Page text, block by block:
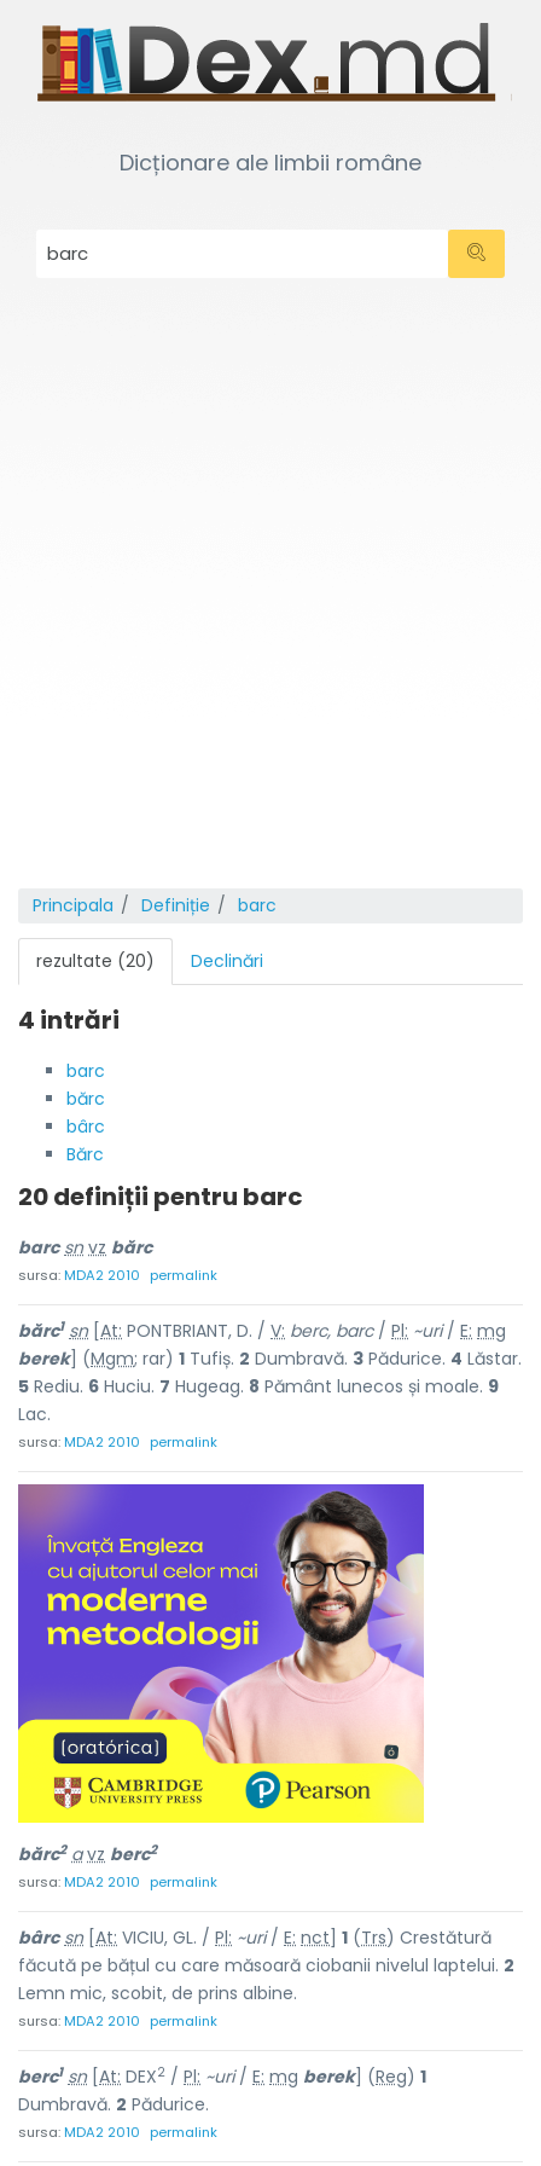
Dicționare ale limbii române
Principala Definiție barc
rezultate (20) Declinări
4 intrări
barc
bărc
bârc
Bărc
20 definiții pentru barc
barc sn vz bărc
sursa:MDA2 2010 permalink
bărc1 sn[ At: PONTBRIANT, D. / V: berc, barc/ Pl: ~uri/ E: mg
berek] (Mgm; rar) 1 Tufiș. 2 Dumbravă. 3 Pădurice. 4 Lăstar.
5 Rediu. 6 Huciu. 7 Hugeag. 8 Pământ lunecos și moale. 9
Lac.
sursa:MDA2 2010 permalink
bărc2 a vz berc2
sursa:MDA2 2010 permalink
bârc sn[ At: VICIU, GL. / Pl: ~uri/ E: nct 1 (Trs) Crestătură
făcută pe bățul cu care măsoară ciobanii nivelul laptelui. 2
Lemn mic, scobit, de prins albine.
sursa:MDA2 2010 permalink
berc1 sn[ At: DEX2 / Pl: ~uri/ E: mg berek] (Reg) 1
Dumbravă. 2 Pădurice.
sursa:MDA2 2010 permalink